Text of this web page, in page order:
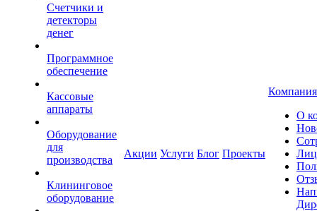
Счетчики и
детекторы
денег
Программное
обеспечение
Кассовые
аппараты
Оборудование
для
производства
Клининговое
оборудование
Акции Услуги Блог Проекты
Компания
О